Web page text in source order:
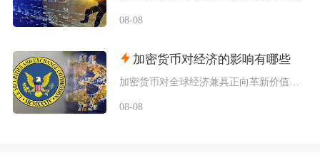
08-08
加密货币对经济的影响有哪些
08-08